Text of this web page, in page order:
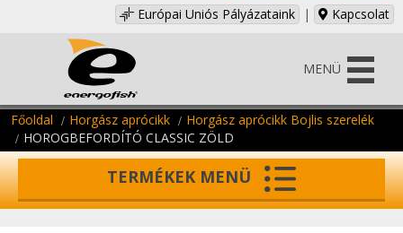
Európai Uniós Pályázataink
| Kapcsolat
MENÜ
Főoldal Horgász aprócikk
Horgász aprócikk Bojlis szerelék
HOROGBEFORDÍTÓ CLASSIC ZÖLD
TERMÉKEK MENÜ